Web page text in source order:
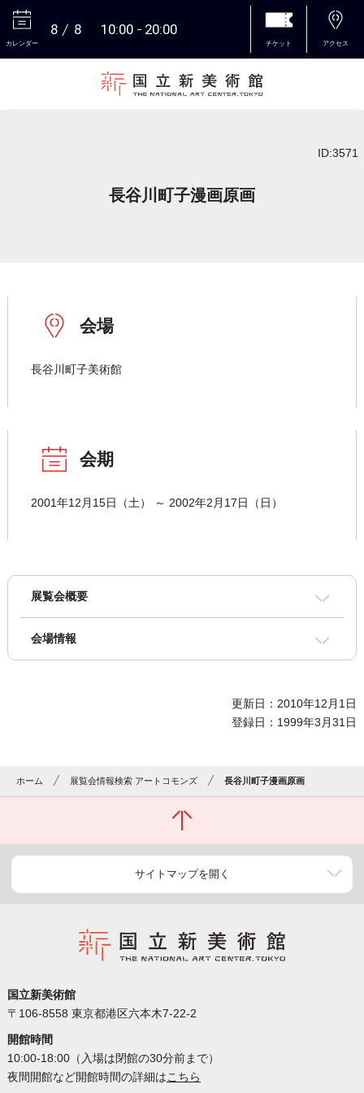
カレンダー
8 8 10:00 20:00
チケット アクセス
ID:3571
長谷川町子漫画原画
会場
長谷川町子美術館
会期
2001年12月15日（土） ～ 2002年2月17日（日）
展覧会概要
会場情報
更新日：2010年12月1日
登録日：1999年3月31日
ホーム 展覧会情報検索 アートコモンズ 長谷川町子漫画原画
サイトマップを開く
国立新美術館
〒106-8558 東京都港区六本木7-22-2
開館時間
10:00-18:00（入場は閉館の30分前まで）
夜間開館など開館時間の詳細はこちら